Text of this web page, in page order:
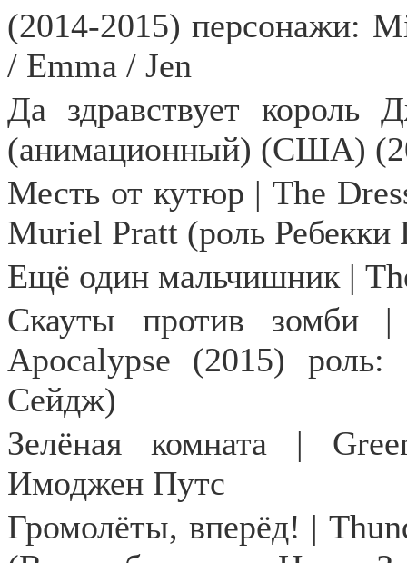
(2014-2015) персонажи:
/ Emma / Jen
Да здравствует
(анимационный) (США)
Месть от кутюр | The
Muriel Pratt (роль Ребекки
Ещё один мальчишник |
Скауты
против зомби|
Apocalypse (2015) роль:
Сейдж)
Зелёная комната |
Имоджен Путс
Громолёты, вперёд! |